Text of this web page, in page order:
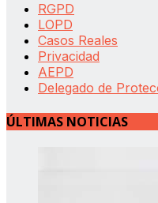
RGPD
LOPD
Casos Reales
Privacidad
AEPD
Delegado de
ÚLTIMAS NOTICIAS